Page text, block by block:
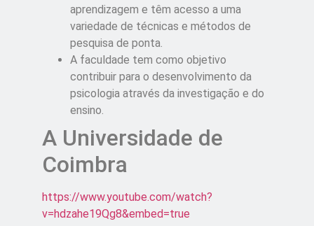
aprendizagem e têm acesso a uma
variedade de técnicas e métodos de
pesquisa de ponta.
A faculdade tem como objetivo
contribuir para o desenvolvimento da
psicologia através da investigação e do
ensino.
A Universidade de
Coimbra
https://www.youtube.com/watch?
v=hdzahe19Qg8&embed=true